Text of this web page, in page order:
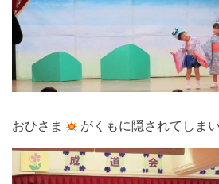
おひさま がくもに隠されてしま